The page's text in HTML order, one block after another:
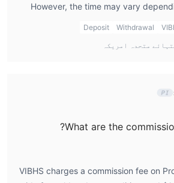
However, the time may vary
Withdrawal
Deposit
متحدہ امریکہ
What are the
VIBHS charges a commission fee on